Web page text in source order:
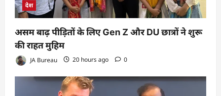
देश
असम बाढ़ पीड़ितों के लिए Gen Z और DU छात्रों ने शुरू
की राहत मुहिम
JA Bureau 20 hours ago 0